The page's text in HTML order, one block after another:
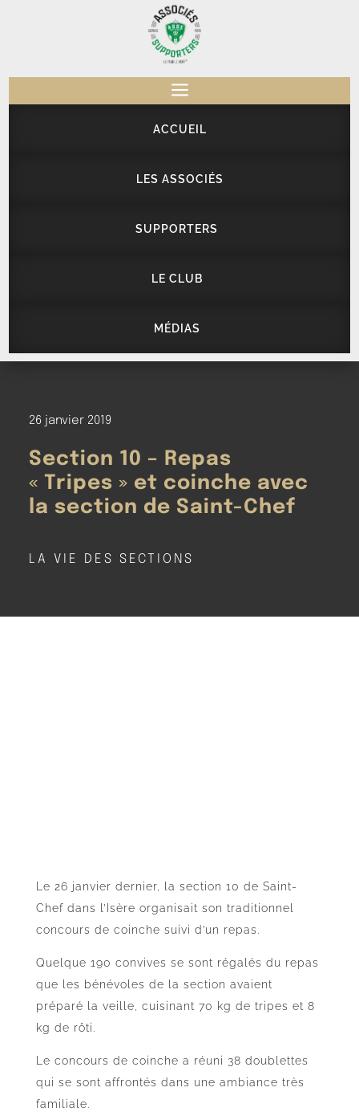
a
ACCUEIL
LES ASSOCIÉS
SUPPORTERS
LE CLUB
MÉDIAS
26 janvier 2019
Section 10 – Repas
« Tripes » et coinche avec
la section de Saint-Chef
LA VIE DES SECTIONS
Le 26 janvier dernier, la section 10 de Saint-
Chef dans l’Isère organisait son traditionnel
concours de coinche suivi d’un repas.
Quelque 190 convives se sont régalés du repas
que les bénévoles de la section avaient
préparé la veille, cuisinant 70 kg de tripes et 8
kg de rôti.
Le concours de coinche a réuni 38 doublettes
qui se sont affrontés dans une ambiance très
familiale.